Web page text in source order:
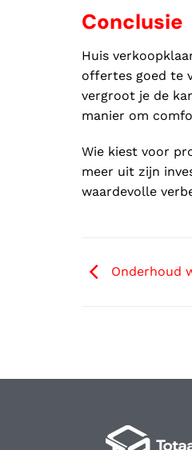
Conclusie
Huis
offertes goed te
vergroot je de
manier om
Wie kiest voor
meer uit zijn
waardevolle
Onderhoud